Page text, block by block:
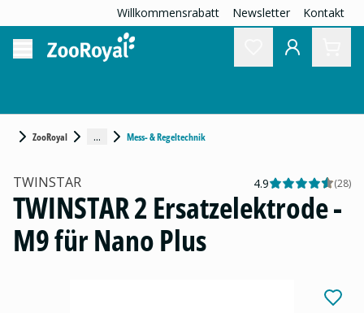
Willkommensrabatt Newsletter Kontakt
ZooRoyal ... Mess- & Regeltechnik
TWINSTAR 4.9 (28)
TWINSTAR 2 Ersatzelektrode -
M9 für Nano Plus